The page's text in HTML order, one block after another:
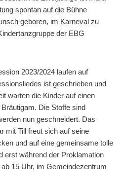
spontan auf die Bühne
geboren, im Karneval zu
der EBG
2023/2024 laufen auf
ist geschrieben und
warten die Kinder auf einen
Die Stoffe sind
nun geschneidert. Das
mit Till freut sich auf seine
und auf eine gemeinsame tolle
erst während der Proklamation
15 Uhr, im Gemeindezentrum